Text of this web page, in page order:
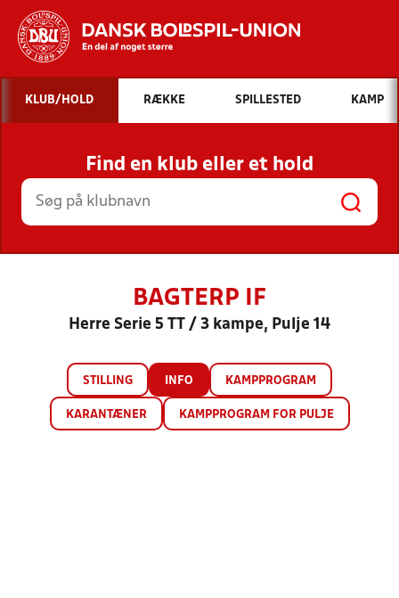
Hvad vil du søge efter?
INDHOLD OG NYHEDER
STILLINGER, RESULTATER, KLUBBER OG
HOLD
KLUB/HOLD RÆKKE SPILLESTED KAMP
Find en klub eller et hold
BAGTERP IF
Herre Serie 5 TT / 3 kampe, Pulje 14
STILLING INFO KAMPPROGRAM
KARANTÆNER KAMPPROGRAM FOR PULJE